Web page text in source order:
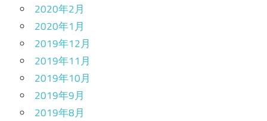
2020年2月
2020年1月
2019年12月
2019年11月
2019年10月
2019年9月
2019年8月